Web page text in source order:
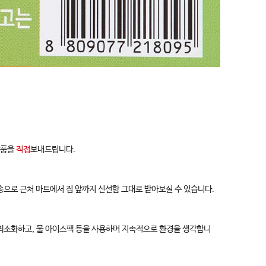
을직접보내드립니다.
로 근처 마트에서 집 앞까지 신선함 그대로 받아보실 수 있습니다.
화하고, 물 아이스팩 등을 사용하며 지속적으로 환경을 생각합니